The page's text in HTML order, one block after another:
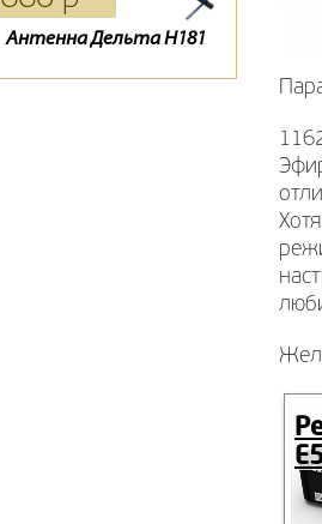
Антенна Дельта Н181
Конвертор спутниковый
D-Сolor 1301HD